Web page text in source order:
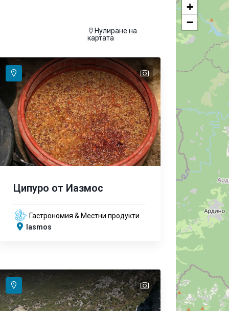
Нулиране на
картата
text
Ципуро от Иазмос
Гастрономия & Местни продукти
Iasmos
text
+
−